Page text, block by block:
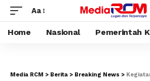
Aa
Home Nasional Pemerintah
Media RCM > Berita > Breaking News > Kegiatan Perapihan